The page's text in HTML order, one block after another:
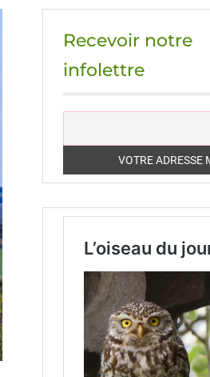
Recevoir notre
infolettre